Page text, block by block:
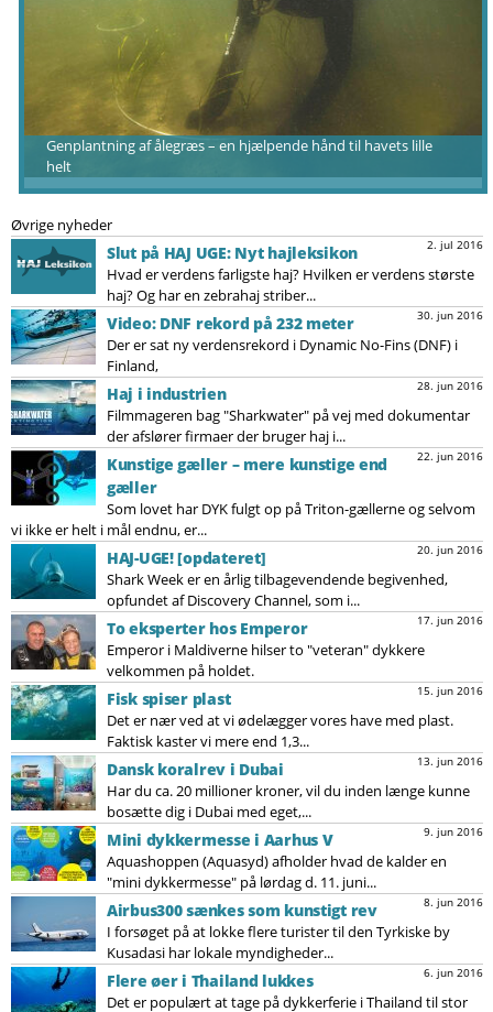
Genplantning af ålegræs – en hjælpende hånd til havets lille
helt
Øvrige nyheder
2. jul 2016
Slut på HAJ UGE: Nyt hajleksikon
Hvad er verdens farligste haj? Hvilken er verdens største
haj? Og har en zebrahaj striber...
30. jun 2016
Video: DNF rekord på 232 meter
Der er sat ny verdensrekord i Dynamic No-Fins (DNF) i
Finland,
28. jun 2016
Haj i industrien
Filmmageren bag "Sharkwater" på vej med dokumentar
der afslører firmaer der bruger haj i...
22. jun 2016
Kunstige gæller – mere kunstige end
gæller
Som lovet har DYK fulgt op på Triton-gællerne og selvom
vi ikke er helt i mål endnu, er...
20. jun 2016
HAJ-UGE! [opdateret]
Shark Week er en årlig tilbagevendende begivenhed,
opfundet af Discovery Channel, som i...
17. jun 2016
To eksperter hos Emperor
Emperor i Maldiverne hilser to "veteran" dykkere
velkommen på holdet.
15. jun 2016
Fisk spiser plast
Det er nær ved at vi ødelægger vores have med plast.
Faktisk kaster vi mere end 1,3...
13. jun 2016
Dansk koralrev i Dubai
Har du ca. 20 millioner kroner, vil du inden længe kunne
bosætte dig i Dubai med eget,...
9. jun 2016
Mini dykkermesse i Aarhus V
Aquashoppen (Aquasyd) afholder hvad de kalder en
"mini dykkermesse" på lørdag d. 11. juni...
8. jun 2016
Airbus300 sænkes som kunstigt rev
I forsøget på at lokke flere turister til den Tyrkiske by
Kusadasi har lokale myndigheder...
6. jun 2016
Flere øer i Thailand lukkes
Det er populært at tage på dykkerferie i Thailand til stor